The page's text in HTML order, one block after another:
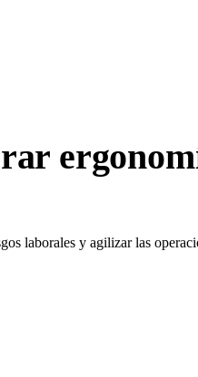
laborales y agilizar las